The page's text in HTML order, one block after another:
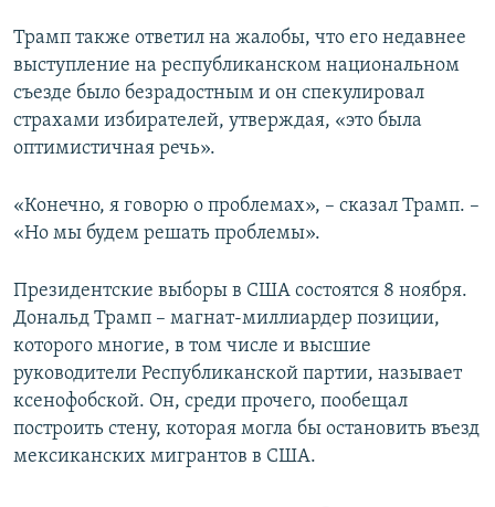
Трамп также ответил на жалобы, что его недавнее
выступление на республиканском национальном
съезде было безрадостным и он спекулировал
страхами избирателей, утверждая, «это была
оптимистичная речь».
«Конечно, я говорю о проблемах», – сказал Трамп. –
«Но мы будем решать проблемы».
Президентские выборы в США состоятся 8 ноября.
Дональд Трамп – магнат-миллиардер позиции,
которого многие, в том числе и высшие
руководители Республиканской партии, называет
ксенофобской. Он, среди прочего, пообещал
построить стену, которая могла бы остановить въезд
мексиканских мигрантов в США.